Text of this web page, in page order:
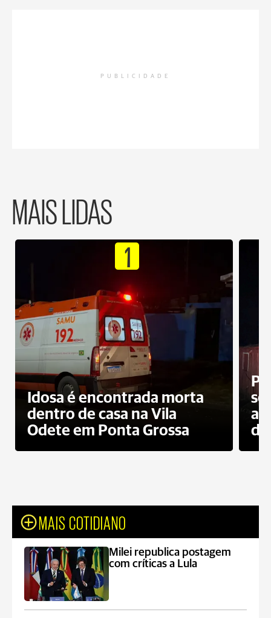
PUBLICIDADE
MAIS LIDAS
1
Idosa é encontrada morta
dentro de casa na Vila
Odete em Ponta Grossa
do
MAIS COTIDIANO
Milei republica postagem
com críticas a Lula